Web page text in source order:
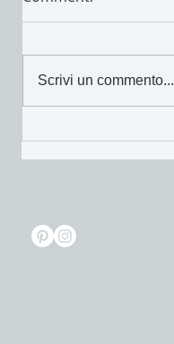
I cibi di Maggio!
Scrivi un commento...